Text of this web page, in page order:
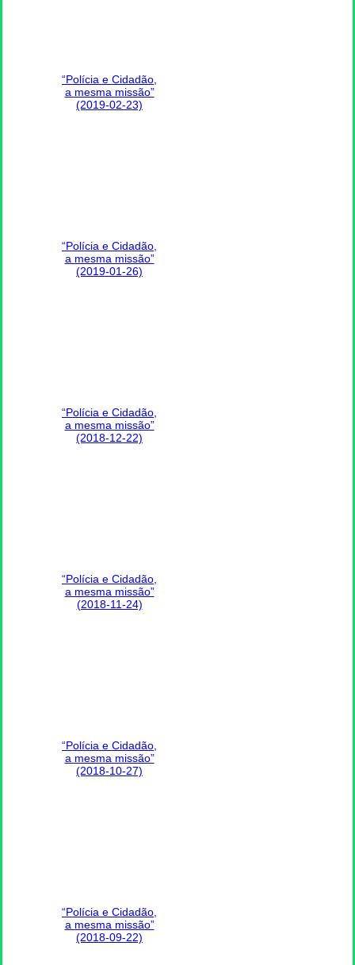
“Polícia e Cidadão,
a mesma missão”
(2019-02-23)
“Polícia e Cidadão,
a mesma missão”
(2019-01-26)
“Polícia e Cidadão,
a mesma missão”
(2018-12-22)
“Polícia e Cidadão,
a mesma missão”
(2018-11-24)
“Polícia e Cidadão,
a mesma missão”
(2018-10-27)
“Polícia e Cidadão,
a mesma missão”
(2018-09-22)